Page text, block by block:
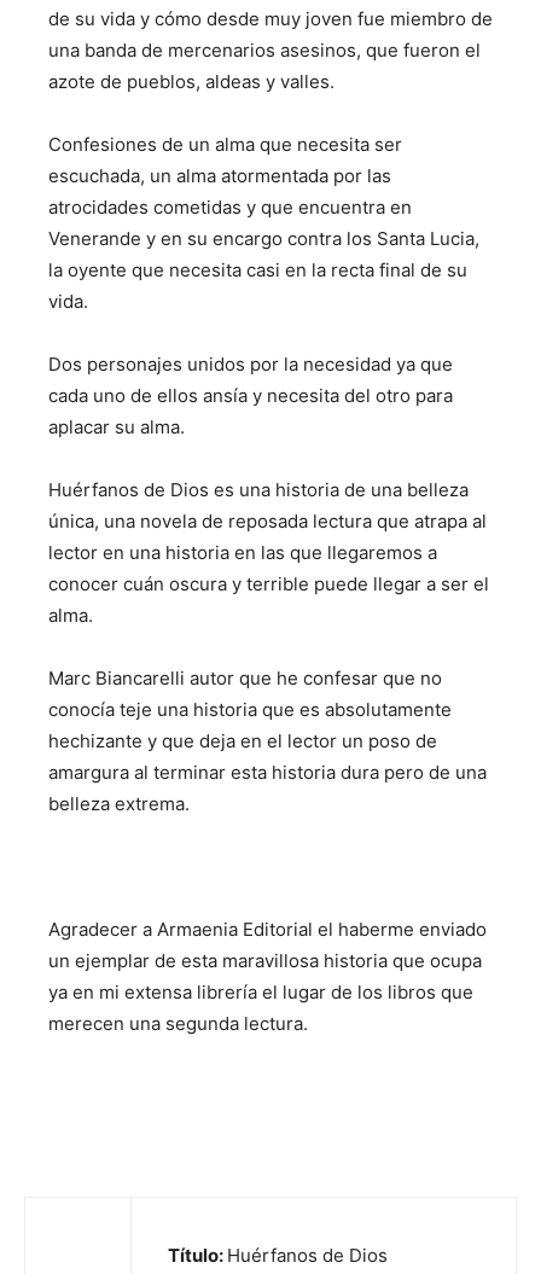
de su vida y cómo desde muy joven fue miembro de
una banda de mercenarios asesinos, que fueron el
azote de pueblos, aldeas y valles.
Confesiones de un alma que necesita ser
escuchada, un alma atormentada por las
atrocidades cometidas y que encuentra en
Venerande y en su encargo contra los Santa Lucia,
la oyente que necesita casi en la recta final de su
vida.
Dos personajes unidos por la necesidad ya que
cada uno de ellos ansía y necesita del otro para
aplacar su alma.
Huérfanos de Dios es una historia de una belleza
única, una novela de reposada lectura que atrapa al
lector en una historia en las que llegaremos a
conocer cuán oscura y terrible puede llegar a ser el
alma.
Marc Biancarelli autor que he confesar que no
conocía teje una historia que es absolutamente
hechizante y que deja en el lector un poso de
amargura al terminar esta historia dura pero de una
belleza extrema.
Agradecer a Armaenia Editorial el haberme enviado
un ejemplar de esta maravillosa historia que ocupa
ya en mi extensa librería el lugar de los libros que
merecen una segunda lectura.
Título: Huérfanos de Dios